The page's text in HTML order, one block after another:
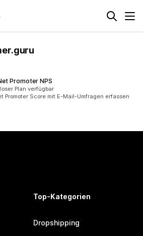
Promoter NPS
Plan verfügbar
Promoter Score mit E-Mail-Umfragen erfassen
Top-Kategorien
Dropshipping